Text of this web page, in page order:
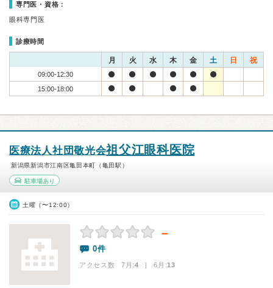
専門医・資格：
眼科専門医
診療時間
月 火 水 木 金 土 日 祝
09:00-12:30
15:00-18:00
医療法人社団敬光会祖父江眼科医院
新潟県新潟市江南区亀田本町（亀田駅）
駐車場あり
土曜（〜12:00）
－
0件
アクセス数 7月:4 | 6月:13